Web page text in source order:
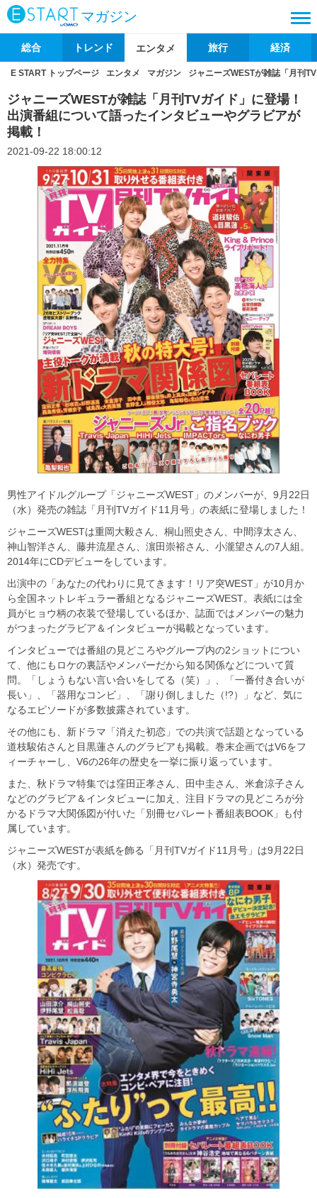
マガジン
総合 トレンド エンタメ 旅行 経済
E START トップページ エンタメ マガジン ジャニーズWESTが雑誌「月刊
ジャニーズWESTが雑誌「月刊TVガイド」に登場！
出演番組について語ったインタビューやグラビアが
掲載！
2021-09-22 18:00:12
男性アイドルグループ「ジャニーズWEST」のメンバーが、9月22日
（水）発売の雑誌「月刊TVガイド11月号」の表紙に登場しました！
ジャニーズWESTは重岡大毅さん、桐山照史さん、中間淳太さん、
神山智洋さん、藤井流星さん、濵田崇裕さん、小瀧望さんの7人組。
2014年にCDデビューをしています。
出演中の「あなたの代わりに見てきます！リア突WEST」が10月か
ら全国ネットレギュラー番組となるジャニーズWEST。表紙には全
員がヒョウ柄の衣装で登場しているほか、誌面ではメンバーの魅力
がつまったグラビア＆インタビューが掲載となっています。
インタビューでは番組の見どころやグループ内の2ショットについ
て、他にもロケの裏話やメンバーだから知る関係などについて質
問。「しょうもない言い合いをしてる（笑）」、「一番付き合いが
長い」、「器用なコンビ」、「謝り倒しました（!?）」など、気に
なるエピソードが多数披露されています。
その他にも、新ドラマ「消えた初恋」での共演で話題となっている
道枝駿佑さんと目黒蓮さんのグラビアも掲載。巻末企画ではV6をフ
ィーチャーし、V6の26年の歴史を一挙に振り返っています。
また、秋ドラマ特集では窪田正孝さん、田中圭さん、米倉涼子さん
などのグラビア＆インタビューに加え、注目ドラマの見どころが分
かるドラマ大関係図が付いた「別冊セパレート番組表BOOK」も付
属しています。
ジャニーズWESTが表紙を飾る「月刊TVガイド11月号」は9月22日
（水）発売です。